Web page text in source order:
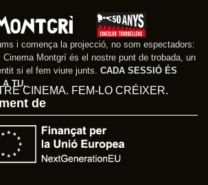
i comença la projecció, no som espectadors:
Montgrí és el nostre punt de trobada, un
si el fem viure junts. CADA SESSIÓ ÉS
A TU.
CINEMA. FEM-LO CRÉIXER.
de